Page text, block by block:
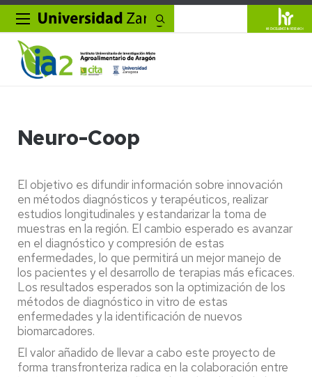
Neuro-Coop
El objetivo es difundir información sobre innovación
en métodos diagnósticos y terapéuticos, realizar
estudios longitudinales y estandarizar la toma de
muestras en la región. El cambio esperado es avanzar
en el diagnóstico y compresión de estas
enfermedades, lo que permitirá un mejor manejo de
los pacientes y el desarrollo de terapias más eficaces.
Los resultados esperados son la optimización de los
métodos de diagnóstico in vitro de estas
enfermedades y la identificación de nuevos
biomarcadores.
El valor añadido de llevar a cabo este proyecto de
forma transfronteriza radica en la colaboración entre